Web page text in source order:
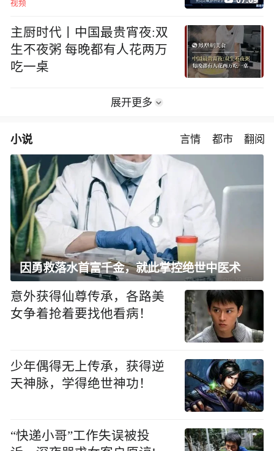
视频
主厨时代丨中国最贵宵夜:双
生不夜粥 每晚都有人花两万
吃一桌
展开更多
小说 言情 都市 翻阅
因勇救落水首富千金，就此掌控绝世中医术
意外获得仙尊传承，各路美
女争着抢着要找他看病！
少年偶得无上传承，获得逆
天神脉，学得绝世神功！
“快递小哥”工作失误被投